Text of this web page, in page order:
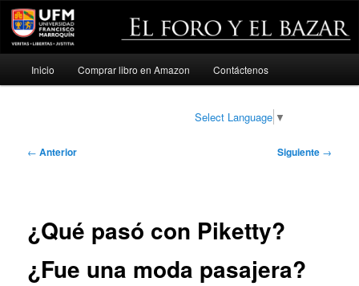
Ir
Inicio Comprar libro en Amazon Contáctenos
Select Language ▼
Navegación
← Anterior Siguiente →
¿Qué pasó con Piketty?
¿Fue una moda pasajera?